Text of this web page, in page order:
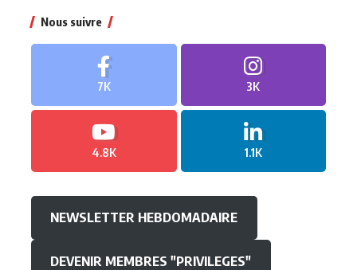
Nous suivre
7K 3K
4.8K 1.1K
NEWSLETTER HEBDOMADAIRE
DEVENIR MEMBRES "PRIVILEGES"